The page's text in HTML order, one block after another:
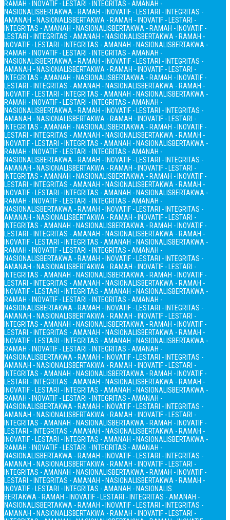
RAMAH - INOVATIF - LESTARI - INTEGRITAS - AMANAH -
NASIONALISBERTAKWA - RAMAH - INOVATIF - LESTARI - INTEGRITAS -
AMANAH - NASIONALISBERTAKWA - RAMAH - INOVATIF - LESTARI -
INTEGRITAS - AMANAH - NASIONALISBERTAKWA - RAMAH - INOVATIF -
LESTARI - INTEGRITAS - AMANAH - NASIONALISBERTAKWA - RAMAH -
INOVATIF - LESTARI - INTEGRITAS - AMANAH - NASIONALISBERTAKWA -
RAMAH - INOVATIF - LESTARI - INTEGRITAS - AMANAH -
NASIONALISBERTAKWA - RAMAH - INOVATIF - LESTARI - INTEGRITAS -
AMANAH - NASIONALISBERTAKWA - RAMAH - INOVATIF - LESTARI -
INTEGRITAS - AMANAH - NASIONALISBERTAKWA - RAMAH - INOVATIF -
LESTARI - INTEGRITAS - AMANAH - NASIONALISBERTAKWA - RAMAH -
INOVATIF - LESTARI - INTEGRITAS - AMANAH - NASIONALISBERTAKWA -
RAMAH - INOVATIF - LESTARI - INTEGRITAS - AMANAH -
NASIONALISBERTAKWA - RAMAH - INOVATIF - LESTARI - INTEGRITAS -
AMANAH - NASIONALISBERTAKWA - RAMAH - INOVATIF - LESTARI -
INTEGRITAS - AMANAH - NASIONALISBERTAKWA - RAMAH - INOVATIF -
LESTARI - INTEGRITAS - AMANAH - NASIONALISBERTAKWA - RAMAH -
INOVATIF - LESTARI - INTEGRITAS - AMANAH - NASIONALISBERTAKWA -
RAMAH - INOVATIF - LESTARI - INTEGRITAS - AMANAH -
NASIONALISBERTAKWA - RAMAH - INOVATIF - LESTARI - INTEGRITAS -
AMANAH - NASIONALISBERTAKWA - RAMAH - INOVATIF - LESTARI -
INTEGRITAS - AMANAH - NASIONALISBERTAKWA - RAMAH - INOVATIF -
LESTARI - INTEGRITAS - AMANAH - NASIONALISBERTAKWA - RAMAH -
INOVATIF - LESTARI - INTEGRITAS - AMANAH - NASIONALISBERTAKWA -
RAMAH - INOVATIF - LESTARI - INTEGRITAS - AMANAH -
NASIONALISBERTAKWA - RAMAH - INOVATIF - LESTARI - INTEGRITAS -
AMANAH - NASIONALISBERTAKWA - RAMAH - INOVATIF - LESTARI -
INTEGRITAS - AMANAH - NASIONALISBERTAKWA - RAMAH - INOVATIF -
LESTARI - INTEGRITAS - AMANAH - NASIONALISBERTAKWA - RAMAH -
INOVATIF - LESTARI - INTEGRITAS - AMANAH - NASIONALISBERTAKWA -
RAMAH - INOVATIF - LESTARI - INTEGRITAS - AMANAH -
NASIONALISBERTAKWA - RAMAH - INOVATIF - LESTARI - INTEGRITAS -
AMANAH - NASIONALISBERTAKWA - RAMAH - INOVATIF - LESTARI -
INTEGRITAS - AMANAH - NASIONALISBERTAKWA - RAMAH - INOVATIF -
LESTARI - INTEGRITAS - AMANAH - NASIONALISBERTAKWA - RAMAH -
INOVATIF - LESTARI - INTEGRITAS - AMANAH - NASIONALISBERTAKWA -
RAMAH - INOVATIF - LESTARI - INTEGRITAS - AMANAH -
NASIONALISBERTAKWA - RAMAH - INOVATIF - LESTARI - INTEGRITAS -
AMANAH - NASIONALISBERTAKWA - RAMAH - INOVATIF - LESTARI -
INTEGRITAS - AMANAH - NASIONALISBERTAKWA - RAMAH - INOVATIF -
LESTARI - INTEGRITAS - AMANAH - NASIONALISBERTAKWA - RAMAH -
INOVATIF - LESTARI - INTEGRITAS - AMANAH - NASIONALISBERTAKWA -
RAMAH - INOVATIF - LESTARI - INTEGRITAS - AMANAH -
NASIONALISBERTAKWA - RAMAH - INOVATIF - LESTARI - INTEGRITAS -
AMANAH - NASIONALISBERTAKWA - RAMAH - INOVATIF - LESTARI -
INTEGRITAS - AMANAH - NASIONALISBERTAKWA - RAMAH - INOVATIF -
LESTARI - INTEGRITAS - AMANAH - NASIONALISBERTAKWA - RAMAH -
INOVATIF - LESTARI - INTEGRITAS - AMANAH - NASIONALISBERTAKWA -
RAMAH - INOVATIF - LESTARI - INTEGRITAS - AMANAH -
NASIONALISBERTAKWA - RAMAH - INOVATIF - LESTARI - INTEGRITAS -
AMANAH - NASIONALISBERTAKWA - RAMAH - INOVATIF - LESTARI -
INTEGRITAS - AMANAH - NASIONALISBERTAKWA - RAMAH - INOVATIF -
LESTARI - INTEGRITAS - AMANAH - NASIONALISBERTAKWA - RAMAH -
INOVATIF - LESTARI - INTEGRITAS - AMANAH - NASIONALISBERTAKWA -
RAMAH - INOVATIF - LESTARI - INTEGRITAS - AMANAH -
NASIONALISBERTAKWA - RAMAH - INOVATIF - LESTARI - INTEGRITAS -
AMANAH - NASIONALISBERTAKWA - RAMAH - INOVATIF - LESTARI -
INTEGRITAS - AMANAH - NASIONALISBERTAKWA - RAMAH - INOVATIF -
LESTARI - INTEGRITAS - AMANAH - NASIONALISBERTAKWA - RAMAH -
INOVATIF - LESTARI - INTEGRITAS - AMANAH - NASIONALIS
BERTAKWA - RAMAH - INOVATIF - LESTARI - INTEGRITAS - AMANAH -
NASIONALISBERTAKWA - RAMAH - INOVATIF - LESTARI - INTEGRITAS -
AMANAH - NASIONALISBERTAKWA - RAMAH - INOVATIF - LESTARI -